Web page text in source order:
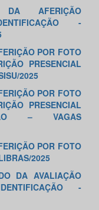
DA AFERIÇÃO
-
POR FOTO
PRESENCIAL
2025
POR FOTO
PRESENCIAL
– VAGAS
POR FOTO
2025
DA AVALIAÇÃO
-